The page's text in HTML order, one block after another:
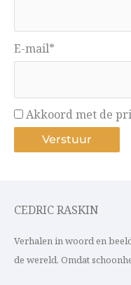
E-mail*
Akkoord met de
CEDRIC RASKIN
Verhalen in woord en
de wereld. Omdat